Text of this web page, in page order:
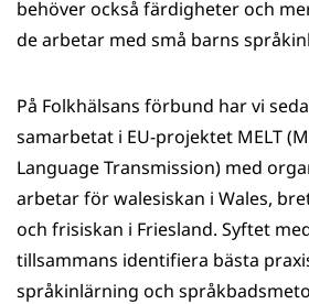
behöver också färdigheter och
de arbetar med små barns
På Folkhälsans förbund har vi
samarbetat i EU-projektet MELT
Language Transmission) med
arbetar för walesiskan i Wales,
och frisiskan i Friesland. Syftet
tillsammans identifiera bästa
språkinlärning och